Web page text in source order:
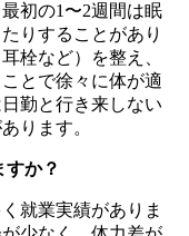
初の1〜2週間は眠
りすることがあり
栓など）を整え、
とで徐々に体が適
勤と行き来しない
ります。
すか？
就業実績がありま